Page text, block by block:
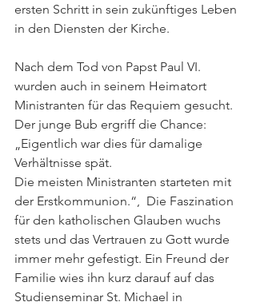
ersten Schritt in sein zukünftiges Leben
in den Diensten der Kirche.
Nach dem Tod von Papst Paul VI.
wurden auch in seinem Heimatort
Ministranten für das Requiem gesucht.
Der junge Bub ergriff die Chance:
„Eigentlich war dies für damalige
Verhältnisse spät.
Die meisten Ministranten starteten mit
der Erstkommunion.“,  Die Faszination
für den katholischen Glauben wuchs
stets und das Vertrauen zu Gott wurde
immer mehr gefestigt. Ein Freund der
Familie wies ihn kurz darauf auf das
Studienseminar St. Michael in